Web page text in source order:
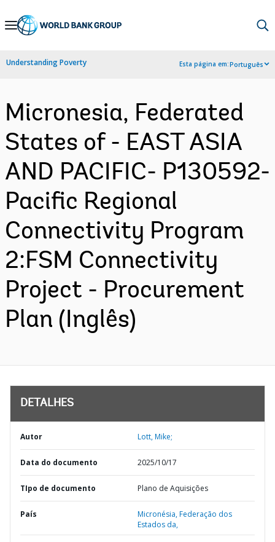
Skip
Navigation
Understanding Poverty Esta página em:Português
Micronesia, Federated
States of - EAST ASIA
AND PACIFIC- P130592-
Pacific Regional
Connectivity Program
2:FSM Connectivity
Project - Procurement
Plan (Inglês)
DETALHES
Autor Lott, Mike;
Data do documento 2025/10/17
TIpo de documento Plano de Aquisições
País Micronésia,Federação dos
Estados da,